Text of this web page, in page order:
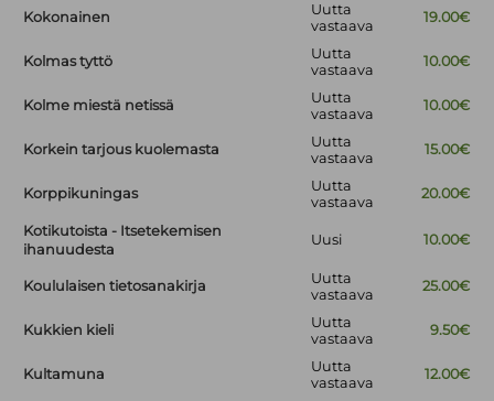
Kokonainen
Uutta
vastaava
19.00€
Kolmas tyttö
Uutta
vastaava
10.00€
Kolme miestä netissä
Uutta
vastaava
10.00€
Korkein tarjous kuolemasta
Uutta
vastaava
15.00€
Korppikuningas
Uutta
vastaava
20.00€
Kotikutoista - Itsetekemisen
ihanuudesta
Uusi 10.00€
Koululaisen tietosanakirja
Uutta
vastaava
25.00€
Kukkien kieli
Uutta
vastaava
9.50€
Kultamuna
Uutta
vastaava
12.00€